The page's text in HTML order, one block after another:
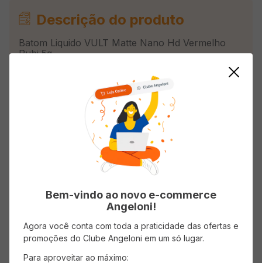
Descrição do produto
Batom Liquido VULT Matte Nano Hd Vermelho
Rubi 5g
Avaliações
Carregando avaliações…
Bem-vindo ao novo e-commerce
Angeloni!
Agora você conta com toda a praticidade das ofertas e
promoções do Clube Angeloni em um só lugar.
Para aproveitar ao máximo: